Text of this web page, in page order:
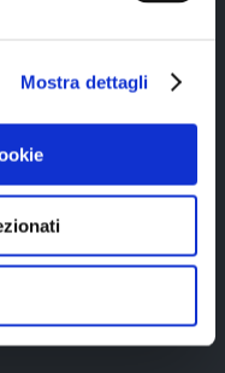
Mostra dettagli
qualità
da